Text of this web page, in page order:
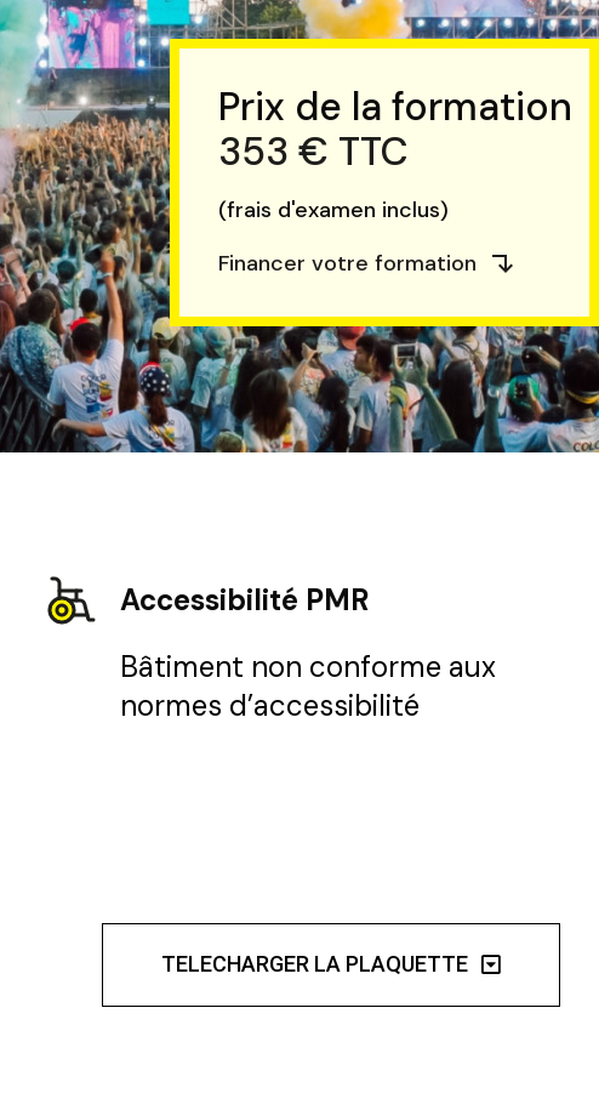
Prix de la formation
353 € TTC
(frais d'examen inclus)
Financer votre formation
Accessibilité PMR
Bâtiment non conforme aux
normes d’accessibilité
TELECHARGER LA PLAQUETTE